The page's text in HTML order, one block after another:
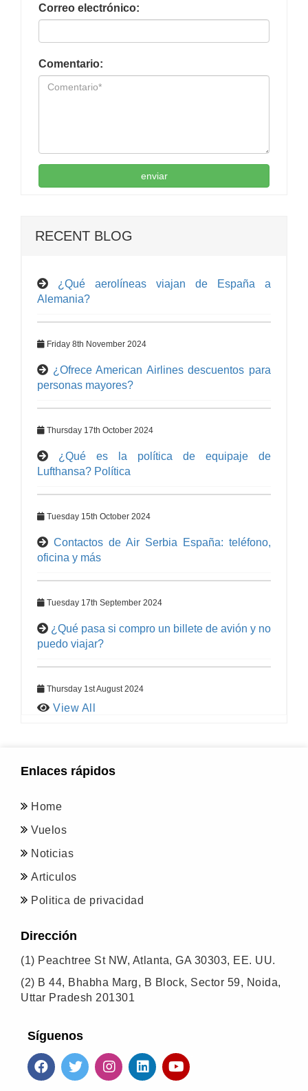
Correo electrónico:
Comentario:
enviar
RECENT BLOG
¿Qué aerolíneas viajan de España a
Alemania?
Friday 8th November 2024
¿Ofrece American Airlines descuentos para
personas mayores?
Thursday 17th October 2024
¿Qué es la política de equipaje de
Lufthansa? Política
Tuesday 15th October 2024
Contactos de Air Serbia España: teléfono,
oficina y más
Tuesday 17th September 2024
¿Qué pasa si compro un billete de avión y no
puedo viajar?
Thursday 1st August 2024
View All
Enlaces rápidos
Home
Vuelos
Noticias
Articulos
Politica de privacidad
Dirección
(1) Peachtree St NW, Atlanta, GA 30303, EE. UU.
(2) B 44, Bhabha Marg, B Block, Sector 59, Noida,
Uttar Pradesh 201301
Síguenos